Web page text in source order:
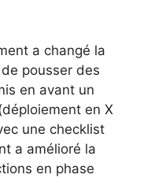
a changé la
pousser des
en avant un
en X
une checklist
a amélioré la
en phase